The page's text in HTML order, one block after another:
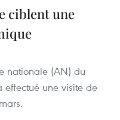
ciblent une
nationale (AN) du
effectué une visite de